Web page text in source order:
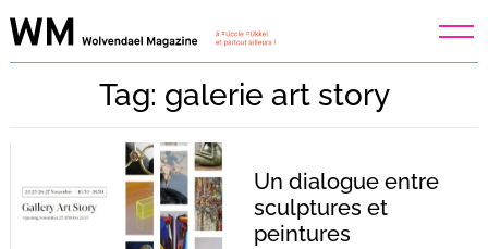
Skip
to
Tag: galerie art story
Un dialogue entre
sculptures et
peintures